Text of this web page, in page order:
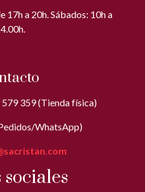
17h a 20h. Sábados: 10h a
359 (Tienda física)
WhatsApp)
sociales